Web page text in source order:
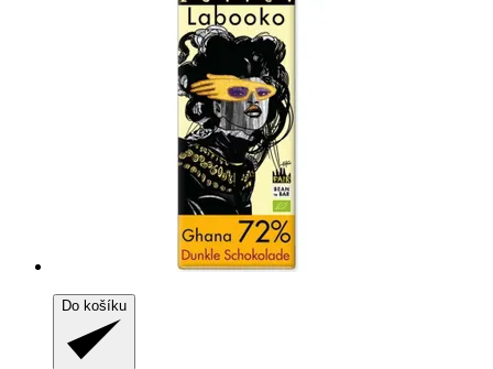
Do košíku